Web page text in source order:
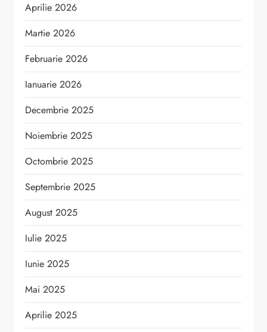
Aprilie 2026
Martie 2026
Februarie 2026
Ianuarie 2026
Decembrie 2025
Noiembrie 2025
Octombrie 2025
Septembrie 2025
August 2025
Iulie 2025
Iunie 2025
Mai 2025
Aprilie 2025